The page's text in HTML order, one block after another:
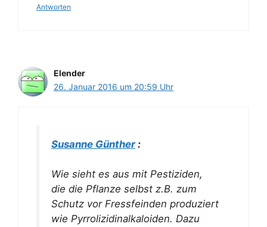
Antworten
Elender
26. Januar 2016 um 20:59 Uhr
Susanne Günther:
Wie sieht es aus mit Pestiziden,
die die Pflanze selbst z.B. zum
Schutz vor Fressfeinden produziert
wie Pyrrolizidinalkaloiden. Dazu